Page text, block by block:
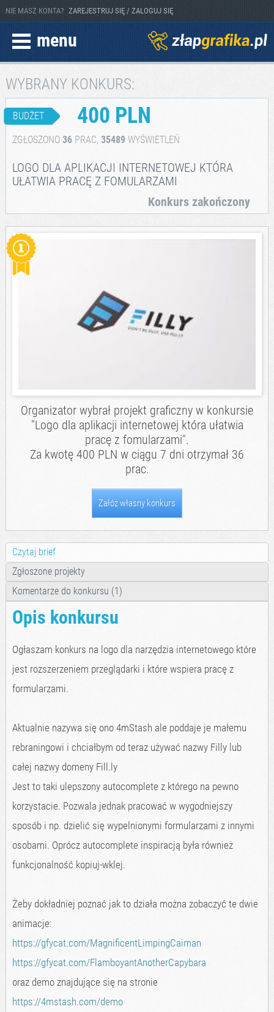
NIE MASZ KONTA? ZAREJESTRUJ SIĘ / ZALOGUJ SIĘ
menu
WYBRANY KONKURS:
BUDŻET 400 PLN
ZGŁOSZONO 36PRAC, 35489WYŚWIETLEŃ
LOGO DLA APLIKACJI INTERNETOWEJ KTÓRA
UŁATWIA PRACĘ Z FOMULARZAMI
Konkurs zakończony
Organizator wybrał projekt graficzny w konkursie
"Logo dla aplikacji internetowej która ułatwia
pracę z fomularzami".
Za kwotę 400 PLN w ciągu 7 dni otrzymał 36
prac.
Załóż własny konkurs
Czytaj brief
Zgłoszone projekty
Komentarze do konkursu (1)
Opis konkursu
Ogłaszam konkurs na logo dla narzędzia internetowego które
jest rozszerzeniem przeglądarki i które wspiera pracę z
formularzami.
Aktualnie nazywa się ono 4mStash ale poddaje je małemu
rebraningowi i chciałbym od teraz używać nazwy Filly lub
całej nazwy domeny Fill.ly
Jest to taki ulepszony autocomplete z którego na pewno
korzystacie. Pozwala jednak pracować w wygodniejszy
sposób i np. dzielić się wypelnionymi formularzami z innymi
osobami. Oprócz autocomplete inspiracją była również
funkcjonalność kopiuj-wklej.
Żeby dokładniej poznać jak to działa można zobaczyć te dwie
animacje:
https://gfycat.com/MagnificentLimpingCaiman
https://gfycat.com/FlamboyantAnotherCapybara
oraz demo znajdujące się na stronie
https://4mstash.com/demo